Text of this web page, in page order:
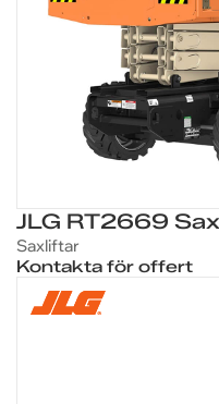
JLG RT2669
Saxliftar
Kontakta för offert